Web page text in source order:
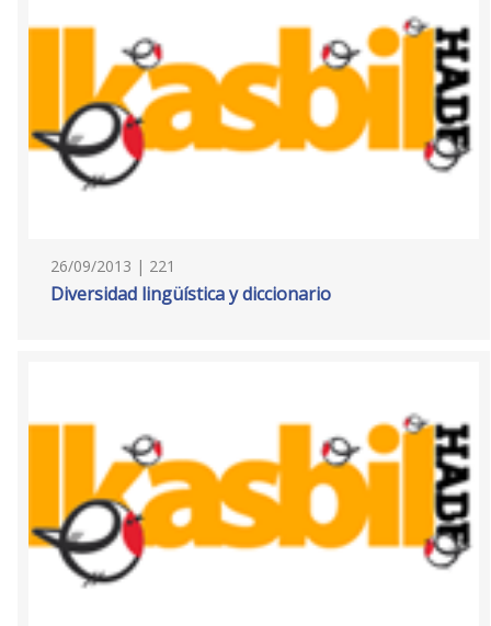
26/09/2013 | 221
Diversidad lingüística y diccionario